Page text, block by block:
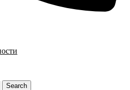
Search